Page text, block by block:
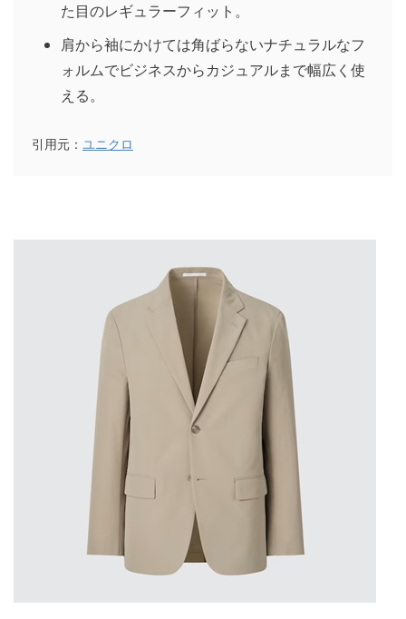
た目のレギュラーフィット。
肩から袖にかけては角ばらないナチュラルなフ
ォルムでビジネスからカジュアルまで幅広く使
える。
引用元： ユニクロ